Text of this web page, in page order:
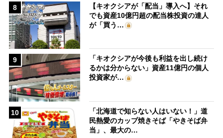
8
【キオクシアが「配当」導入へ】それ
でも資産10億円超の配当株投資の達人
が「買う…
9
「キオクシアが今後も利益を出し続け
るかは分からない」資産11億円の個人
投資家が…
10
「北海道で知らない人はいない！」道
民熱愛のカップ焼きそば「やきそば弁
当」、最大の…